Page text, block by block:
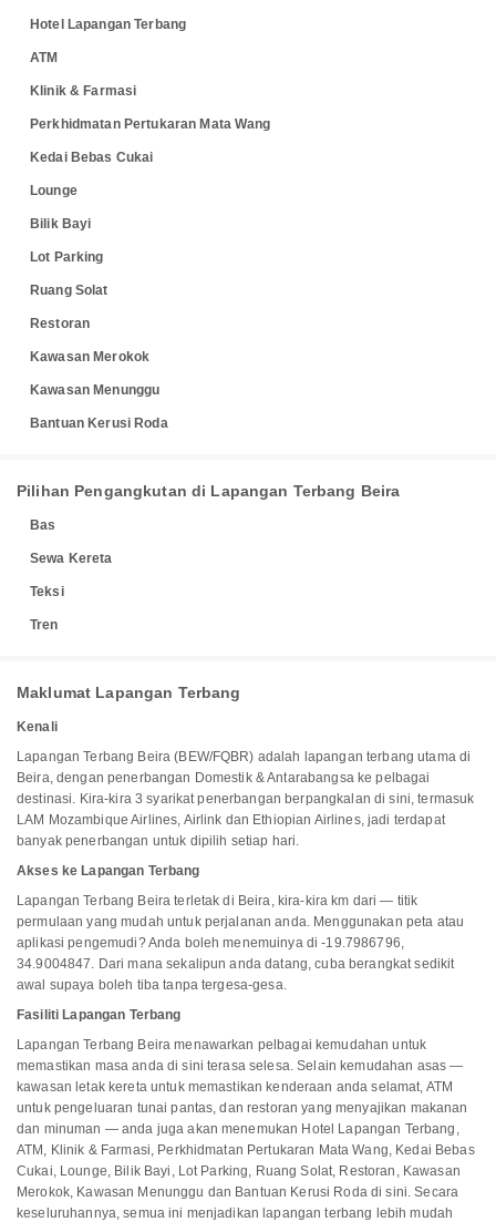
Hotel Lapangan Terbang
ATM
Klinik & Farmasi
Perkhidmatan Pertukaran Mata Wang
Kedai Bebas Cukai
Lounge
Bilik Bayi
Lot Parking
Ruang Solat
Restoran
Kawasan Merokok
Kawasan Menunggu
Bantuan Kerusi Roda
Pilihan Pengangkutan di Lapangan Terbang Beira
Bas
Sewa Kereta
Teksi
Tren
Maklumat Lapangan Terbang
Kenali
Lapangan Terbang Beira (BEW/FQBR) adalah lapangan terbang utama di
Beira, dengan penerbangan Domestik & Antarabangsa ke pelbagai
destinasi. Kira-kira 3 syarikat penerbangan berpangkalan di sini, termasuk
LAM Mozambique Airlines, Airlink dan Ethiopian Airlines, jadi terdapat
banyak penerbangan untuk dipilih setiap hari.
Akses ke Lapangan Terbang
Lapangan Terbang Beira terletak di Beira, kira-kira km dari — titik
permulaan yang mudah untuk perjalanan anda. Menggunakan peta atau
aplikasi pengemudi? Anda boleh menemuinya di -19.7986796,
34.9004847. Dari mana sekalipun anda datang, cuba berangkat sedikit
awal supaya boleh tiba tanpa tergesa-gesa.
Fasiliti Lapangan Terbang
Lapangan Terbang Beira menawarkan pelbagai kemudahan untuk
memastikan masa anda di sini terasa selesa. Selain kemudahan asas —
kawasan letak kereta untuk memastikan kenderaan anda selamat, ATM
untuk pengeluaran tunai pantas, dan restoran yang menyajikan makanan
dan minuman — anda juga akan menemukan Hotel Lapangan Terbang,
ATM, Klinik & Farmasi, Perkhidmatan Pertukaran Mata Wang, Kedai Bebas
Cukai, Lounge, Bilik Bayi, Lot Parking, Ruang Solat, Restoran, Kawasan
Merokok, Kawasan Menunggu dan Bantuan Kerusi Roda di sini. Secara
keseluruhannya, semua ini menjadikan lapangan terbang lebih mudah